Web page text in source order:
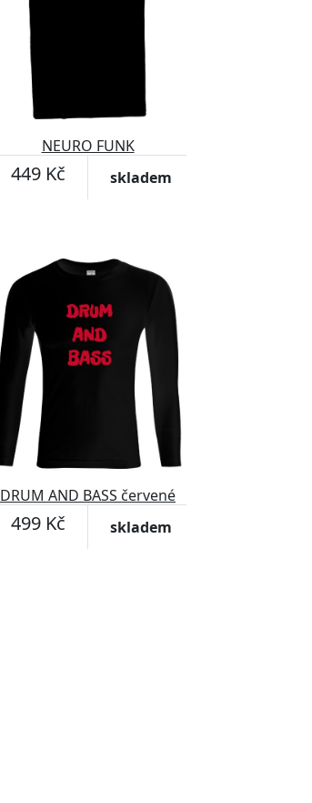
NEURO FUNK
449 Kč skladem
DRUM AND BASS červené
499 Kč skladem